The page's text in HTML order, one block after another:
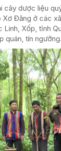
cây dược liệu
Đăng ở các
Linh, Xốp, tỉnh
quán, tín